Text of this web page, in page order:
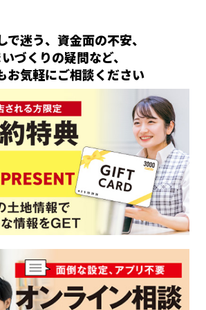
で迷う、資金面の不安、
づくりの疑問など、
お気軽にご相談ください